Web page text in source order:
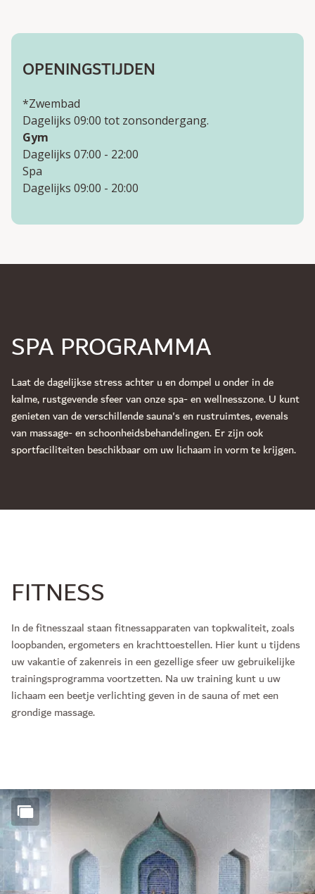
OPENINGSTIJDEN
*Zwembad
Dagelijks 09:00 tot zonsondergang.
Gym
Dagelijks 07:00 - 22:00
Spa
Dagelijks 09:00 - 20:00
SPA PROGRAMMA
Laat de dagelijkse stress achter u en dompel u onder in de
kalme, rustgevende sfeer van onze spa- en wellnesszone. U kunt
genieten van de verschillende sauna's en rustruimtes, evenals
van massage- en schoonheidsbehandelingen. Er zijn ook
sportfaciliteiten beschikbaar om uw lichaam in vorm te krijgen.
FITNESS
In de fitnesszaal staan fitnessapparaten van topkwaliteit, zoals
loopbanden, ergometers en krachttoestellen. Hier kunt u tijdens
uw vakantie of zakenreis in een gezellige sfeer uw gebruikelijke
trainingsprogramma voortzetten. Na uw training kunt u uw
lichaam een beetje verlichting geven in de sauna of met een
grondige massage.